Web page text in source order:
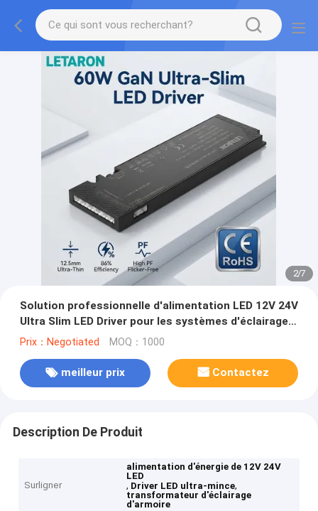
2/7
Solution professionnelle d'alimentation LED 12V 24V
Ultra Slim LED Driver pour les systèmes d'éclairage
de cabinet Transformateur de niveau projet OEM
Prix：Negotiated MOQ：1000
meilleur prix Contactez
Description De Produit
Surligner
alimentation d'énergie de 12V 24V
LED
, Driver LED ultra-mince,
transformateur d'éclairage
d'armoire